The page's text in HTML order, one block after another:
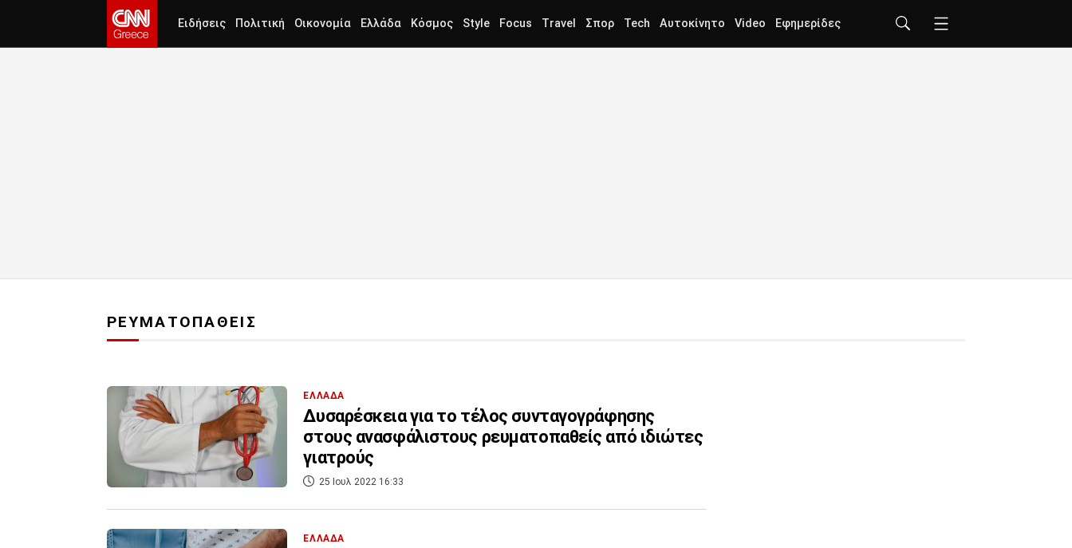
Ειδήσεις Πολιτική Οικονομία Ελλάδα Κόσμος Style Focus Travel Σπορ Tech Αυτοκίνητο Video Εφημερίδες
ΡΕΥΜΑΤΟΠΑΘΕΙΣ
ΕΛΛΑΔΑ
Δυσαρέσκεια για το τέλος συνταγογράφησης
στους ανασφάλιστους ρευματοπαθείς από ιδιώτες
γιατρούς
25 Ιουλ 2022 16:33
ΕΛΛΑΔΑ